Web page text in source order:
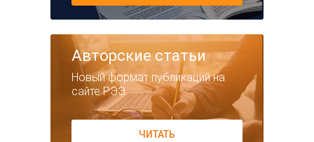
Авторские статьи
Новый формат публикаций на
сайте РЭЭ
ЧИТАТЬ